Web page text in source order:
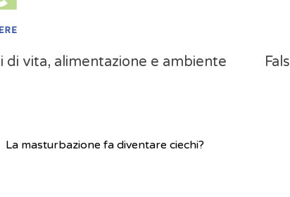
di vita, alimentazione e ambiente
La masturbazione fa diventare ciechi?